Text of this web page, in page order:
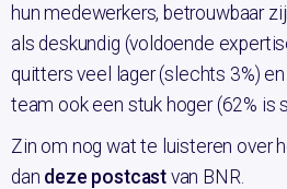
hun medewerkers, betrouwbaar
als deskundig (voldoende
quitters veel lager (slechts 3%)
team ook een stuk hoger (62% is
Zin om nog wat te luisteren over
dan deze postcast van BNR.